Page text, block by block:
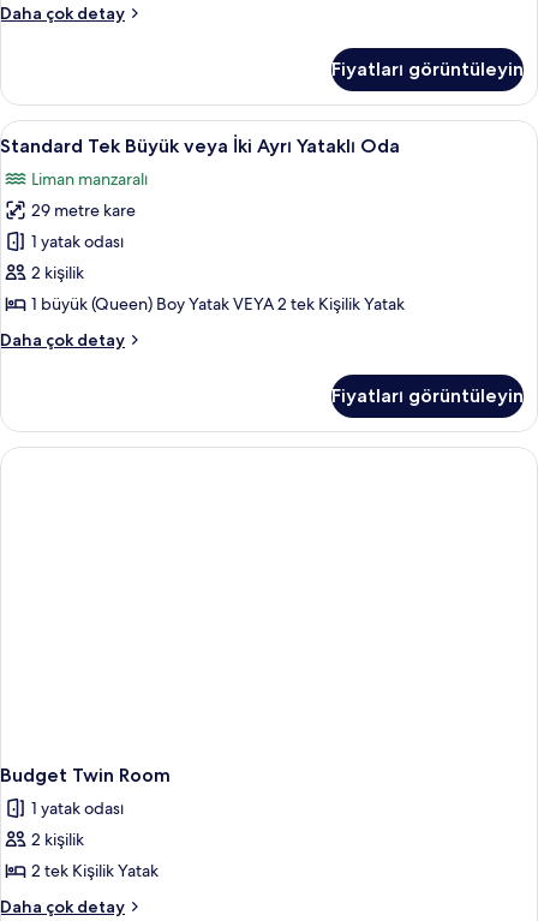
Daha çok detay
Oda
detay
Fiyatları görüntüleyin
Standard
Tek
Büyük
veya
İki
Ayrı
Yataklı
için
görün
Standard Tek Büyük veya İki Ayrı
1
Standard Tek Büyük veya İki Ayrı Yataklı Oda
Liman manzaralı
29 metre kare
1 yatak odası
2 kişilik
1 büyük (Queen) Boy Yatak VEYA 2 tek Kişilik Yatak
Daha çok detay
Standard
İki
Ayrı
Yataklı
Fiyatları görüntüleyin
Budget Twin Room
1 yatak odası
2 kişilik
2 tek Kişilik Yatak
Daha çok detay
Budget